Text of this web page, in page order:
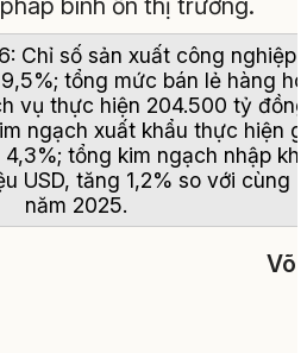
Chỉ số sản xuất công nghiệp
tổng mức bán lẻ hàng
vụ thực hiện 204.500 tỷ
ngạch xuất khẩu thực hiện
tổng kim ngạch nhập
USD, tăng 1,2% so với cùng
năm 2025.
Võ